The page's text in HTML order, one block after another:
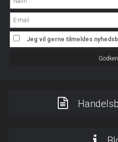
Jeg vil gerne tilmeldes